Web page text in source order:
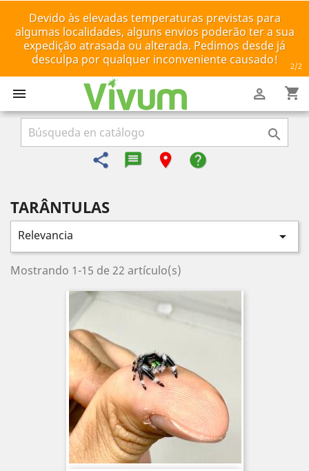
Devido às elevadas temperaturas previstas para
algumas localidades, alguns envios poderão ter a sua
expedição atrasada ou alterada. Pedimos desde já
desculpa por qualquer inconveniente causado!
2/2
 shopping_cart


share message-reply-text
room help
TARÂNTULAS
Relevancia 
Mostrando 1-15 de 22 artículo(s)